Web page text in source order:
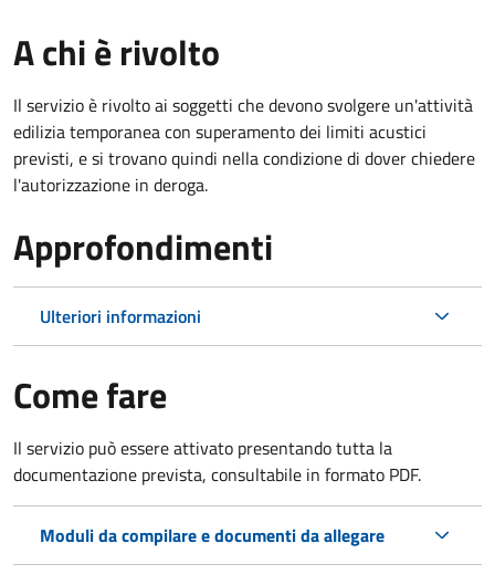
A chi è rivolto
Il servizio è rivolto ai soggetti che devono svolgere un'attività
edilizia temporanea con superamento dei limiti acustici
previsti, e si trovano quindi nella condizione di dover chiedere
l'autorizzazione in deroga.
Approfondimenti
Ulteriori informazioni
Come fare
Il servizio può essere attivato presentando tutta la
documentazione prevista, consultabile in formato PDF.
Moduli da compilare e documenti da allegare